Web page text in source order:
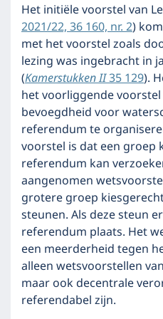
Het initiële voorstel van
2021/22, 36 160, nr. 2)
met het voorstel zoals
lezing was ingebracht in
(Kamerstukken II35 129).
het voorliggende
bevoegdheid voor
referendum te
voorstel is dat een groep
referendum kan
aangenomen
grotere groep
steunen. Als deze steun
referendum plaats. Het
een meerderheid tegen
alleen wetsvoorstellen
maar ook decentrale
referendabel zijn.